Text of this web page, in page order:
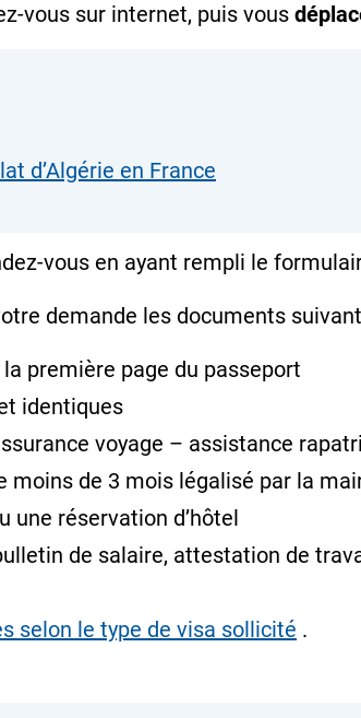
vous sur internet, puis vous
d’Algérie en France
vous en ayant rempli le
demande les documents
première page du passeport
identiques
voyage – assistance
moins de 3 mois légalisé par la
une réservation d’hôtel
de salaire, attestation de
selon le type de visa sollicité .